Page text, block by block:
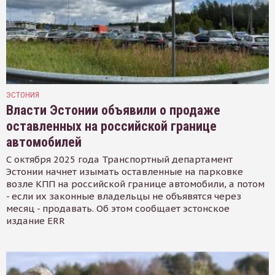
ЭСТОНИЯ
Власти Эстонии объявили о продаже
оставленных на российской границе
автомобилей
С октября 2025 года Транспортный департамент
Эстонии начнет изымать оставленные на парковке
возле КПП на российской границе автомобили, а потом
- если их законные владельцы не объявятся через
месяц - продавать. Об этом сообщает эстонское
издание ERR